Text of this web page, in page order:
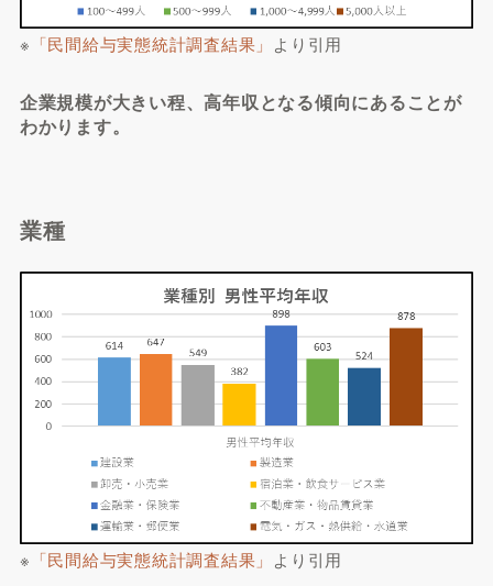
※ 「民間給与実態統計調査結果」 より引用
企業規模が大きい程、高年収となる傾向にあることが
わかります。
業種
※ 「民間給与実態統計調査結果」 より引用